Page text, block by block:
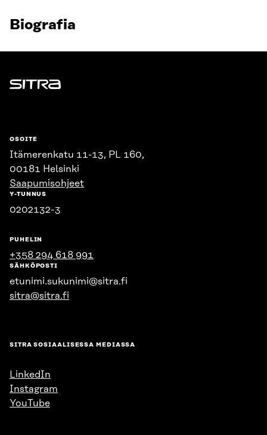
Biografia
Sitra
OSOITE
Itämerenkatu 11-13, PL 160,
00181 Helsinki
Saapumisohjeet
Y-TUNNUS
0202132-3
PUHELIN
+358 294 618 991
SÄHKÖPOSTI
etunimi.sukunimi@sitra.fi
sitra@sitra.fi
SITRA SOSIAALISESSA MEDIASSA
LinkedIn
Instagram
YouTube